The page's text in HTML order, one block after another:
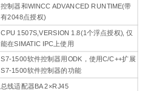
控制器和WINCC ADVANCED RUNTIME(带
有2048点授权)
CPU 1507S,VERSION 1.8(1个浮点授权), 仅
能在SIMATIC IPC上使用
S7-1500软件控制器用ODK，使用C/C++扩展
S7-1500软件控制器的功能
总线适配器BA 2×RJ45